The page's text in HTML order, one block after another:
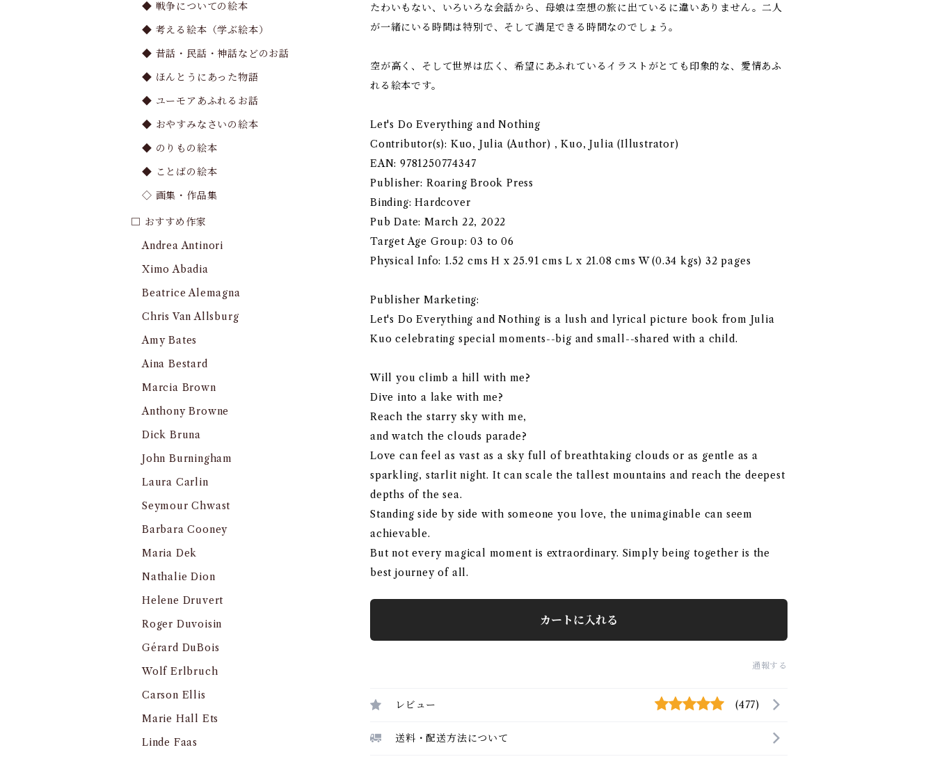
たわいもない、いろいろな会話から、母娘は空想の旅に出ているに違いありません。二人
が一緒にいる時間は特別で、そして満足できる時間なのでしょう。
空が高く、そして世界は広く、希望にあふれているイラストがとても印象的な、愛情あふ
れる絵本です。
Let's Do Everything and Nothing
Contributor(s): Kuo, Julia (Author) , Kuo, Julia (Illustrator)
EAN: 9781250774347
Publisher: Roaring Brook Press
Binding: Hardcover
Pub Date: March 22, 2022
Target Age Group: 03 to 06
Physical Info: 1.52 cms H x 25.91 cms L x 21.08 cms W (0.34 kgs) 32 pages
Publisher Marketing:
Let's Do Everything and Nothing is a lush and lyrical picture book from Julia
Kuo celebrating special moments--big and small--shared with a child.
Will you climb a hill with me?
Dive into a lake with me?
Reach the starry sky with me,
and watch the clouds parade?
Love can feel as vast as a sky full of breathtaking clouds or as gentle as a
sparkling, starlit night. It can scale the tallest mountains and reach the deepest
depths of the sea.
Standing side by side with someone you love, the unimaginable can seem
achievable.
But not every magical moment is extraordinary. Simply being together is the
best journey of all.
カートに入れる
通報する
レビュー (477)
送料・配送方法について
◆ 戦争についての絵本
◆ 考える絵本（学ぶ絵本）
◆ 昔話・民話・神話などのお話
◆ ほんとうにあった物語
◆ ユーモアあふれるお話
◆ おやすみなさいの絵本
◆ のりもの絵本
◆ ことばの絵本
◇ 画集・作品集
□ おすすめ作家
Andrea Antinori
Ximo Abadia
Beatrice Alemagna
Chris Van Allsburg
Amy Bates
Aina Bestard
Marcia Brown
Anthony Browne
Dick Bruna
John Burningham
Laura Carlin
Seymour Chwast
Barbara Cooney
Maria Dek
Nathalie Dion
Helene Druvert
Roger Duvoisin
Gérard DuBois
Wolf Erlbruch
Carson Ellis
Marie Hall Ets
Linde Faas